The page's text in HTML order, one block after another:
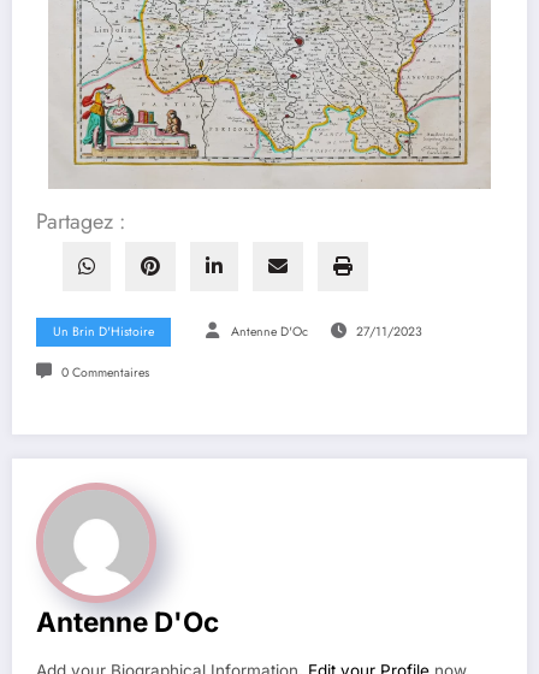
Partagez :
Un Brin D'Histoire Antenne D'Oc 27/11/2023
0 Commentaires
Antenne D'Oc